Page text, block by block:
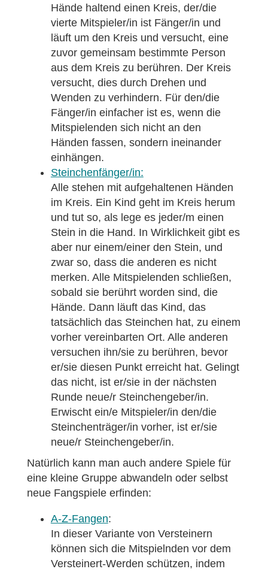
Hände haltend einen Kreis, der/die
vierte Mitspieler/in ist Fänger/in und
läuft um den Kreis und versucht, eine
zuvor gemeinsam bestimmte Person
aus dem Kreis zu berühren. Der Kreis
versucht, dies durch Drehen und
Wenden zu verhindern. Für den/die
Fänger/in einfacher ist es, wenn die
Mitspielenden sich nicht an den
Händen fassen, sondern ineinander
einhängen.
Steinchenfänger/in:
Alle stehen mit aufgehaltenen Händen
im Kreis. Ein Kind geht im Kreis herum
und tut so, als lege es jeder/m einen
Stein in die Hand. In Wirklichkeit gibt es
aber nur einem/einer den Stein, und
zwar so, dass die anderen es nicht
merken. Alle Mitspielenden schließen,
sobald sie berührt worden sind, die
Hände. Dann läuft das Kind, das
tatsächlich das Steinchen hat, zu einem
vorher vereinbarten Ort. Alle anderen
versuchen ihn/sie zu berühren, bevor
er/sie diesen Punkt erreicht hat. Gelingt
das nicht, ist er/sie in der nächsten
Runde neue/r Steinchengeber/in.
Erwischt ein/e Mitspieler/in den/die
Steinchenträger/in vorher, ist er/sie
neue/r Steinchengeber/in.
Natürlich kann man auch andere Spiele für
eine kleine Gruppe abwandeln oder selbst
neue Fangspiele erfinden:
A-Z-Fangen:
In dieser Variante von Versteinern
können sich die Mitspielnden vor dem
Versteinert-Werden schützen, indem